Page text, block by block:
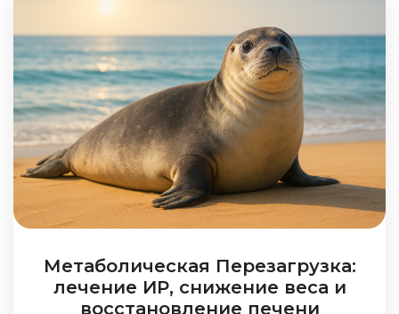
Метаболическая Перезагрузка:
лечение ИР, снижение веса и
восстановление печени